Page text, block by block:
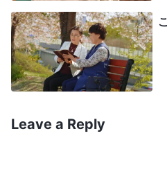
たり、意思疎通をしたりす
で決断を下し、自分一人で
柄において、他の人はそれ
理されたかを事後に知るの
合うべきです。あの人をい
Leave a Reply